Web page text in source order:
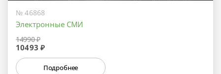
№ 46868
Электронные СМИ
14990 ₽
10493 ₽
Подробнее